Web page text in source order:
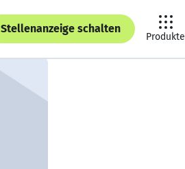
Stellenanzeige schalten
Produkte